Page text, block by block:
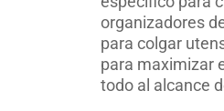
organizadores
para colgar
para maximizar
todo al alcance